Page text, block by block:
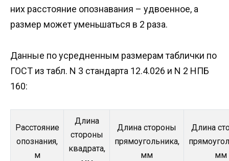
них расстояние опознавания – удвоенное, а
размер может уменьшаться в 2 раза.
Данные по усредненным размерам таблички по
ГОСТ из табл. N 3 стандарта 12.4.026 и N 2 НПБ
160:
Расстояние
опознания,
м
Длина
стороны
квадрата,
Длина стороны
прямоугольника,
мм
Длина
мм